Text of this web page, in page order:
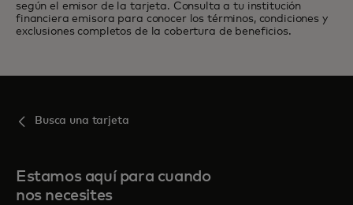
según el emisor de la tarjeta. Consulta a tu institución
financiera emisora para conocer los términos, condiciones y
exclusiones completos de la cobertura de beneficios.
Busca una tarjeta
Estamos aquí para cuando
nos necesites